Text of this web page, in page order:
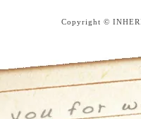
Copyright ©